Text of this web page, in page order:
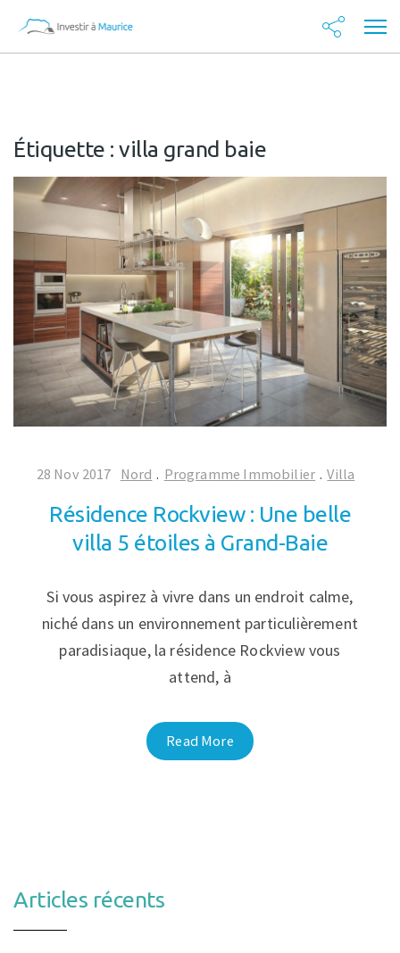
Étiquette : villa grand baie
28 Nov 2017 Nord . Programme Immobilier . Villa
Résidence Rockview : Une belle
villa 5 étoiles à Grand-Baie
Si vous aspirez à vivre dans un endroit calme,
niché dans un environnement particulièrement
paradisiaque, la résidence Rockview vous
attend, à
Read More
Articles récents